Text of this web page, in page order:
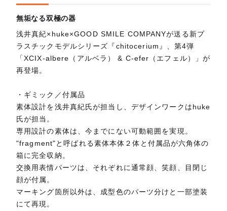
無垢なる双極の器
浅井真紀×huke×GOOD SMILE COMPANYが送る新プ
ラスチックモデルシリーズ『chitocerium』、第4弾
「XCIX-albere（アルベラ） & C-efer（エフェル）」が
再登場。
・ギミック／付属品
素体設計を浅井真紀氏が担当し、デザインワークはhuke
氏が担当。
専用設計の素体は、今までにない可動範囲を実現。
"fragment"と呼ばれる素体本体２体と付属品が六角体の
箱に完全収納。
交換用表情パーツは、それぞれに通常顔、笑顔、目閉じ
顔が付属。
マーキング箇所以外は、成型色のパーツ分けと一部塗装
にて再現。